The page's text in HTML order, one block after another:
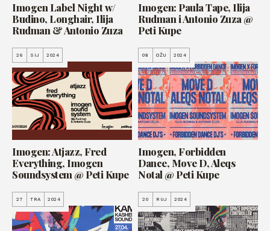
Imogen Label Night w/
Budino, Longhair, Ilija
Rudman & Antonio Zuza
Imogen: Paula Tape, Ilija
Rudman i Antonio Zuza @
Peti Kupe
26 SIJ 2024
Imogen: Atjazz, Fred
Everything, Imogen
Soundsystem @ Peti Kupe
08 OŽU 2024
Imogen, Forbidden
Dance, Move D, Aleqs
Notal @ Peti Kupe
27 TRA 2024 20 RUJ 2024